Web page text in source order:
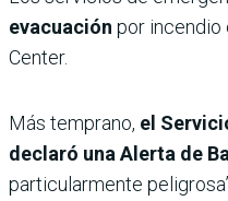
evacuación por incendio
Center.
Más temprano, el
declaró una Alerta de
particularmente